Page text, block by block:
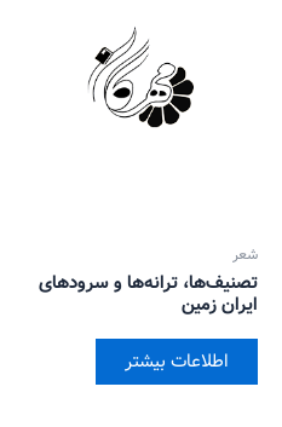
شعر
تصنیف‌ها، ترانه‌ها و سرودهای
ایران زمین
اطلاعات بیشتر